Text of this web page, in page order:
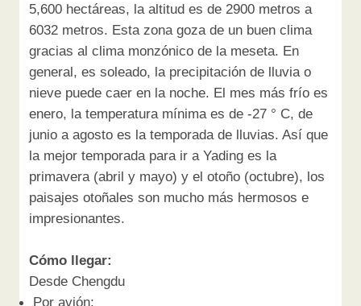
5,600 hectáreas, la altitud es de 2900 metros a
6032 metros. Esta zona goza de un buen clima
gracias al clima monzónico de la meseta. En
general, es soleado, la precipitación de lluvia o
nieve puede caer en la noche. El mes más frío es
enero, la temperatura mínima es de -27 ° C, de
junio a agosto es la temporada de lluvias. Así que
la mejor temporada para ir a Yading es la
primavera (abril y mayo) y el otoño (octubre), los
paisajes otoñales son mucho más hermosos e
impresionantes.
Cómo llegar:
Desde Chengdu
Por avión: